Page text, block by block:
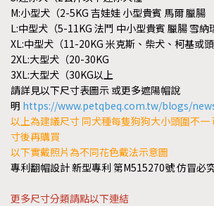
M:小型犬（2-5KG 吉娃娃 小型貴賓 馬爾 臘腸
L:中型犬（5-11KG 法鬥 中小型貴賓 臘腸 雪納
XL:中型犬（11-20KG 米克斯、柴犬、柯基或
2XL:大型犬（20-30KG
3XL:大型犬（30KG以上
請詳見以下尺寸表圖示 或更多遮陽帽說
明 https://www.petqbeq.com.tw/blogs/
以上為建議尺寸 同犬種每隻狗狗大小頭圍不一
寸後再購買
以下實戴照片為不同花色戴法示意圖
專利翻帽設計 新型專利 第M515270號 仿冒必
更多尺寸分類請點以下連結